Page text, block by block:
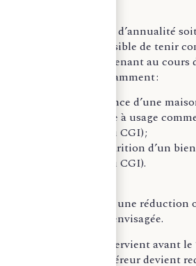
Bien que le principe d’annualité
exception, il est possible de tenir
changements intervenant au cours
d’imposition, et notamment :
en cas de vacance d’une
d’un immeuble à usage
(article 1389 du CGI) ;
en cas de disparition d’un
(article 1397 du CGI).
Dans ces situations, une réduction
de la taxe peut être envisagée.
Lorsque la vente intervient avant
d’imposition, l’acquéreur devient